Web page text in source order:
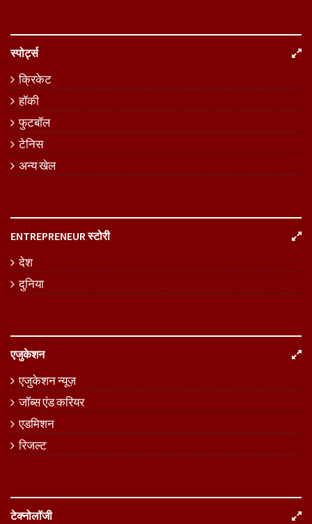
स्पोर्ट्स
क्रिकेट
हॉकी
फुटबॉल
टेनिस
अन्य खेल
ENTREPRENEUR स्टोरी
देश
दुनिया
एजुकेशन
एजुकेशन न्यूज़
जॉब्स एंड करियर
एडमिशन
रिजल्ट
टेक्नोलॉजी